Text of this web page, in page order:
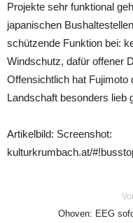
Projekte sehr funktional
japanischen
schützende Funktion bei:
Windschutz, dafür offener
Offensichtlich hat Fujimoto
Landschaft besonders lieb
Artikelbild: Screenshot:
kulturkrumbach.at/
Ohoven: EEG